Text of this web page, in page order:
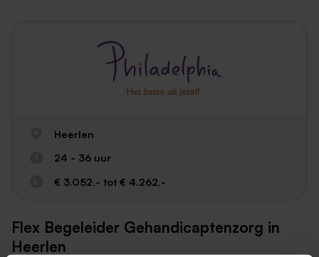
Heerlen
24 - 36 uur
€ 3.052,- tot € 4.262,-
Flex Begeleider Gehandicaptenzorg in
Heerlen